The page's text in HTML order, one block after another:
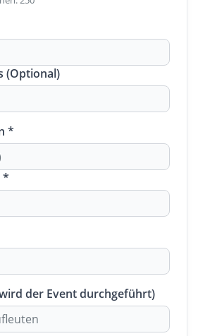
(Optional)
*
*
der Event durchgeführt)